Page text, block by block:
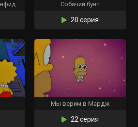
Начальная школа конфиденциально Собачий бунт
20 серия
Мы верим в Мардж
22 серия